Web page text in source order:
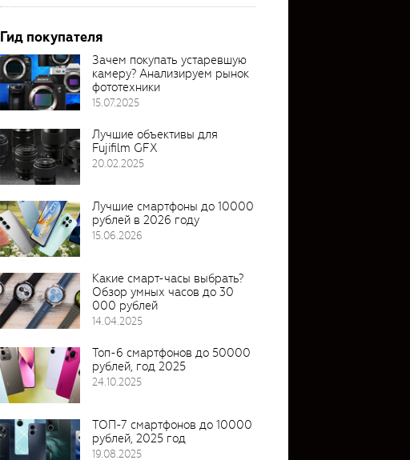
Гид покупателя
Зачем покупать устаревшую
камеру? Анализируем рынок
фототехники
15.07.2025
Лучшие объективы для
Fujifilm GFX
20.02.2025
Лучшие смартфоны до 10000
рублей в 2026 году
15.06.2026
Какие смарт-часы выбрать?
Обзор умных часов до 30
000 рублей
14.04.2025
Топ-6 смартфонов до 50000
рублей, год 2025
24.10.2025
ТОП-7 смартфонов до 10000
рублей, 2025 год
19.08.2025